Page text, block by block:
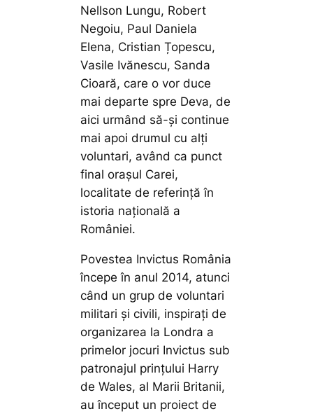
Nellson Lungu, Robert
Negoiu, Paul Daniela
Elena, Cristian Țopescu,
Vasile Ivănescu, Sanda
Cioară, care o vor duce
mai departe spre Deva, de
aici urmând să-și continue
mai apoi drumul cu alți
voluntari, având ca punct
final orașul Carei,
localitate de referință în
istoria națională a
României.
Povestea Invictus România
începe în anul 2014, atunci
când un grup de voluntari
militari și civili, inspirați de
organizarea la Londra a
primelor jocuri Invictus sub
patronajul prințului Harry
de Wales, al Marii Britanii,
au început un proiect de